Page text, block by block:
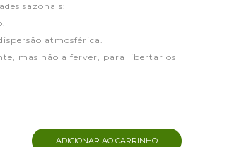
sazonais:
atmosférica.
mas não a ferver, para libertar os
ADICIONAR AO CARRINHO